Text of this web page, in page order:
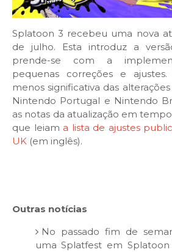
Splatoon 3 recebeu uma nova
de julho. Esta introduz a
prende-se com a
pequenas correções e
menos significativa das
Nintendo Portugal e Nintendo
as notas da atualização em
que leiam a lista de ajustes
UK (em inglês).
Outras notícias
No passado fim de
uma Splatfest em